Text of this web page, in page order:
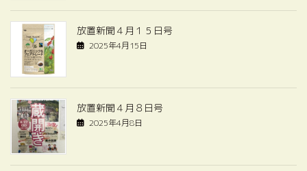
放置新聞４月１５日号
2025年4月15日
放置新聞４月８日号
2025年4月8日